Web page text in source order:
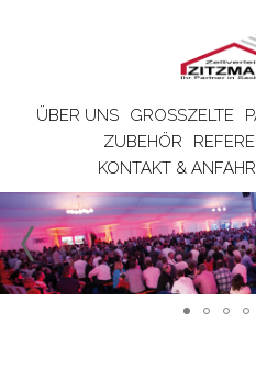
ÜBER UNS GROSSZELTE
ZUBEHÖR
KONTAKT &